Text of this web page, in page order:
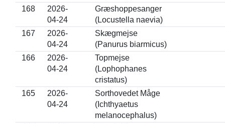
168
2026-
04-24
Græshoppesanger
(Locustella naevia)
167
2026-
04-24
Skægmejse
(Panurus biarmicus)
166
2026-
04-24
Topmejse
(Lophophanes
cristatus)
165
2026-
04-24
Sorthovedet Måge
(Ichthyaetus
melanocephalus)